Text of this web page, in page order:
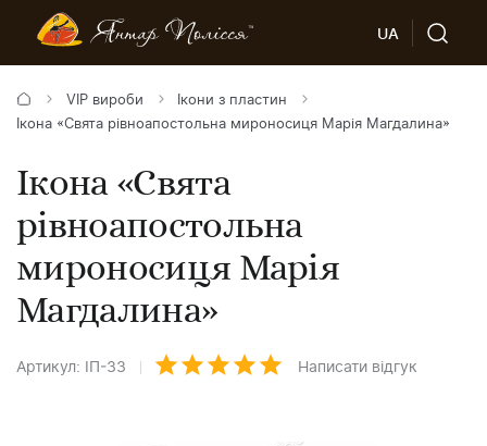
UA
VIP вироби
Ікони з пластин
Ікона «Свята рівноапостольна мироносиця Марія Магдалина»
Ікона «Свята
рівноапостольна
мироносиця Марія
Магдалина»
Артикул: ІП-33 Написати відгук